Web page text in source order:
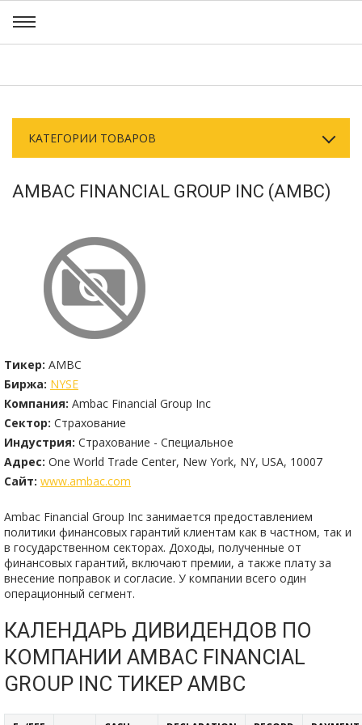
КАТЕГОРИИ ТОВАРОВ
AMBAC FINANCIAL GROUP INC (AMBC)
Тикер: AMBC
Биржа: NYSE
Компания: Ambac Financial Group Inc
Сектор: Страхование
Индустрия: Страхование - Специальное
Адрес: One World Trade Center, New York, NY, USA, 10007
Сайт: www.ambac.com
Ambac Financial Group Inc занимается предоставлением
политики финансовых гарантий клиентам как в частном, так и
в государственном секторах. Доходы, полученные от
финансовых гарантий, включают премии, а также плату за
внесение поправок и согласие. У компании всего один
операционный сегмент.
КАЛЕНДАРЬ ДИВИДЕНДОВ ПО
КОМПАНИИ AMBAC FINANCIAL
GROUP INC ТИКЕР AMBC